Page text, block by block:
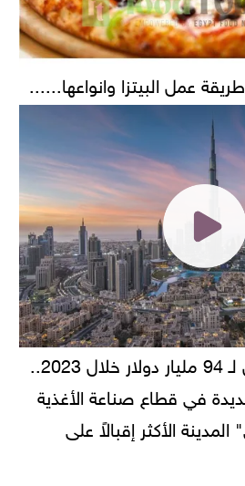
عمل البيتزا وانواعها......
حجم استثمارات يصل لـ 94 مليار دولار خلال 2023..
في قطاع صناعة الأغذية
الأكثر إقبالاً على